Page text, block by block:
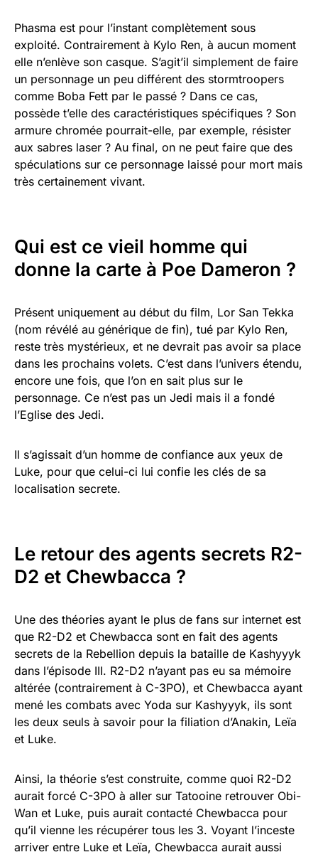
Phasma est pour l’instant complètement sous
exploité. Contrairement à Kylo Ren, à aucun moment
elle n’enlève son casque. S’agit’il simplement de faire
un personnage un peu différent des stormtroopers
comme Boba Fett par le passé ? Dans ce cas,
possède t’elle des caractéristiques spécifiques ? Son
armure chromée pourrait-elle, par exemple, résister
aux sabres laser ? Au final, on ne peut faire que des
spéculations sur ce personnage laissé pour mort mais
très certainement vivant.
Qui est ce vieil homme qui
donne la carte à Poe Dameron ?
Présent uniquement au début du film, Lor San Tekka
(nom révélé au générique de fin), tué par Kylo Ren,
reste très mystérieux, et ne devrait pas avoir sa place
dans les prochains volets. C’est dans l’univers étendu,
encore une fois, que l’on en sait plus sur le
personnage. Ce n’est pas un Jedi mais il a fondé
l’Eglise des Jedi.
Il s’agissait d’un homme de confiance aux yeux de
Luke, pour que celui-ci lui confie les clés de sa
localisation secrete.
Le retour des agents secrets R2-
D2 et Chewbacca ?
Une des théories ayant le plus de fans sur internet est
que R2-D2 et Chewbacca sont en fait des agents
secrets de la Rebellion depuis la bataille de Kashyyyk
dans l’épisode III. R2-D2 n’ayant pas eu sa mémoire
altérée (contrairement à C-3PO), et Chewbacca ayant
mené les combats avec Yoda sur Kashyyyk, ils sont
les deux seuls à savoir pour la filiation d’Anakin, Leïa
et Luke.
Ainsi, la théorie s’est construite, comme quoi R2-D2
aurait forcé C-3PO à aller sur Tatooine retrouver Obi-
Wan et Luke, puis aurait contacté Chewbacca pour
qu’il vienne les récupérer tous les 3. Voyant l’inceste
arriver entre Luke et Leïa, Chewbacca aurait aussi